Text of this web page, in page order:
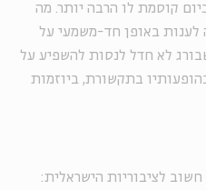
קוסמת לו הרבה יותר. מה
לענות באופן חד-משמעי על
לא חדל לנסות להשפיע על
בתקשורת, ביוזמות
לציבוריות הישראלית: